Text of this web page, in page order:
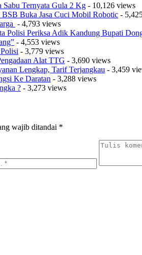
Sabu Ternyata Gula 2 Kg - 10,126 views
Buka Jasa Cuci Mobil Robotic -
- 4,793 views
Polisi Periksa Adik Kandung Bupati
- 4,553 views
- 3,779 views
Alat TTG - 3,690 views
Lengkap, Tarif Terjangkau - 3,459
Ke Daratan - 3,288 views
? - 3,273 views
wajib ditandai *